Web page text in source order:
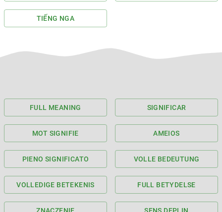
TIẾNG NGA
FULL MEANING SIGNIFICAR
MOT SIGNIFIE AMEIOS
PIENO SIGNIFICATO VOLLE BEDEUTUNG
VOLLEDIGE BETEKENIS FULL BETYDELSE